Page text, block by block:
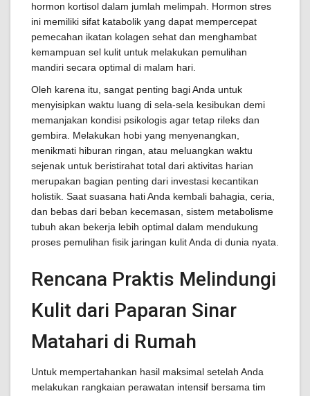
hormon kortisol dalam jumlah melimpah. Hormon stres
ini memiliki sifat katabolik yang dapat mempercepat
pemecahan ikatan kolagen sehat dan menghambat
kemampuan sel kulit untuk melakukan pemulihan
mandiri secara optimal di malam hari.
Oleh karena itu, sangat penting bagi Anda untuk
menyisipkan waktu luang di sela-sela kesibukan demi
memanjakan kondisi psikologis agar tetap rileks dan
gembira. Melakukan hobi yang menyenangkan,
menikmati hiburan ringan, atau meluangkan waktu
sejenak untuk beristirahat total dari aktivitas harian
merupakan bagian penting dari investasi kecantikan
holistik. Saat suasana hati Anda kembali bahagia, ceria,
dan bebas dari beban kecemasan, sistem metabolisme
tubuh akan bekerja lebih optimal dalam mendukung
proses pemulihan fisik jaringan kulit Anda di dunia nyata.
Rencana Praktis Melindungi
Kulit dari Paparan Sinar
Matahari di Rumah
Untuk mempertahankan hasil maksimal setelah Anda
melakukan rangkaian perawatan intensif bersama tim